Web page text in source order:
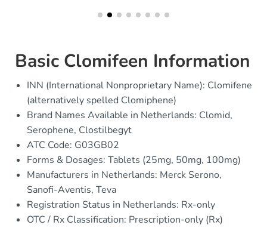
Basic Clomifeen Information
INN (International Nonproprietary Name): Clomifene
(alternatively spelled Clomiphene)
Brand Names Available in Netherlands: Clomid,
Serophene, Clostilbegyt
ATC Code: G03GB02
Forms & Dosages: Tablets (25mg, 50mg, 100mg)
Manufacturers in Netherlands: Merck Serono,
Sanofi-Aventis, Teva
Registration Status in Netherlands: Rx-only
OTC / Rx Classification: Prescription-only (Rx)